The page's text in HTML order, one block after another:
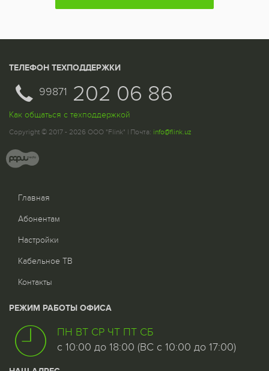
ТЕЛЕФОН ТЕХПОДДЕРЖКИ
99871 202 06 86
Как общаться с техподдержкой
Copyright © 2017 - 2026 ООО "Flink" | Почта: info@flink.uz
Главная
Абонентам
Настройки
Кабельное ТВ
Контакты
РЕЖИМ РАБОТЫ ОФИСА
ПН ВТ СР ЧТ ПТ СБ
с 10:00 до 18:00 (ВС с 10:00 до 17:00)